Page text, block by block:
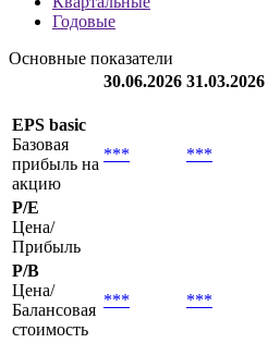
Годовые
Основные показатели
30.06.2026 31.03.2026
EPS basic
Базовая
прибыль на
акцию
*** ***
P/E
Цена/
Прибыль
P/B
Цена/
Балансовая
стоимость
*** ***